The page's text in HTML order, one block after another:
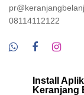
08114112122
Install
Keranjang